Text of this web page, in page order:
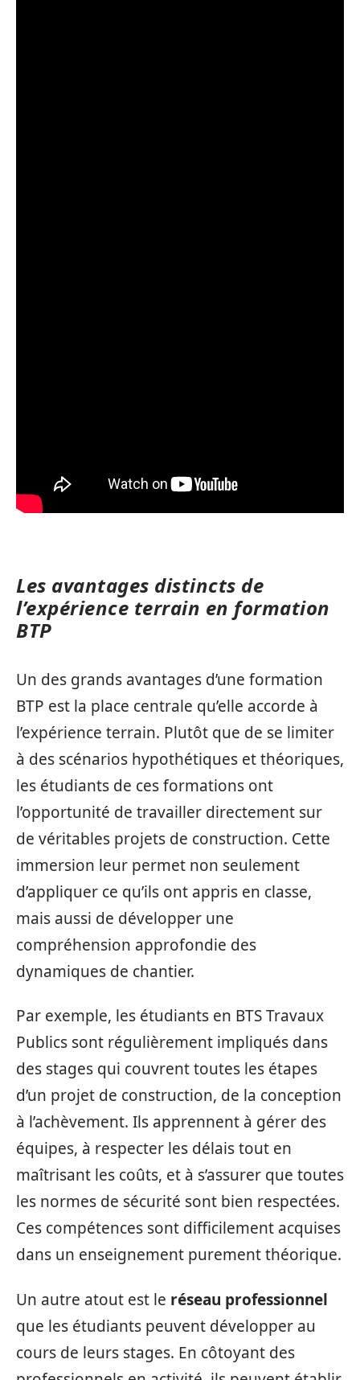
Les avantages distincts de
l’expérience terrain en formation
BTP
Un des grands avantages d’une formation
BTP est la place centrale qu’elle accorde à
l’expérience terrain. Plutôt que de se limiter
à des scénarios hypothétiques et théoriques,
les étudiants de ces formations ont
l’opportunité de travailler directement sur
de véritables projets de construction. Cette
immersion leur permet non seulement
d’appliquer ce qu’ils ont appris en classe,
mais aussi de développer une
compréhension approfondie des
dynamiques de chantier.
Par exemple, les étudiants en BTS Travaux
Publics sont régulièrement impliqués dans
des stages qui couvrent toutes les étapes
d’un projet de construction, de la conception
à l’achèvement. Ils apprennent à gérer des
équipes, à respecter les délais tout en
maîtrisant les coûts, et à s’assurer que toutes
les normes de sécurité sont bien respectées.
Ces compétences sont difficilement acquises
dans un enseignement purement théorique.
Un autre atout est le réseau professionnel
que les étudiants peuvent développer au
cours de leurs stages. En côtoyant des